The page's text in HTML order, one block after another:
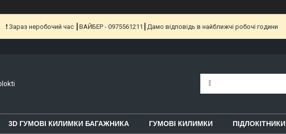
❗️ Зараз неробочий час ┃ВАЙБЕР - 0975561211┃Дамо відповідь в найближчі робочі години
3D ГУМОВІ КИЛИМКИ БАГАЖНИКА ГУМОВІ КИЛИМКИ ПІДЛОКІТНИКИ